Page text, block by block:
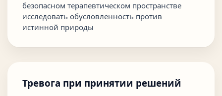
безопасном терапевтическом пространстве
исследовать обусловленность против
истинной природы
Тревога при принятии решений